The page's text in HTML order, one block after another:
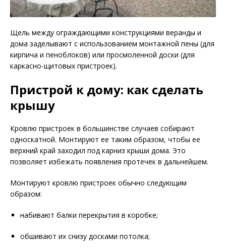
Щель между ограждающими конструкциями веранды и
дома заделывают с использованием монтажной пены (для
кирпича и пеноблоков) или просмоленной доски (для
каркасно-щитовых пристроек).
Пристрой к дому: как сделать
крышу
Кровлю пристроек в большинстве случаев собирают
односкатной. Монтируют ее таким образом, чтобы ее
верхний край заходил под карниз крыши дома. Это
позволяет избежать появления протечек в дальнейшем.
Монтируют кровлю пристроек обычно следующим
образом:
набивают балки перекрытия в коробке;
обшивают их снизу досками потолка;